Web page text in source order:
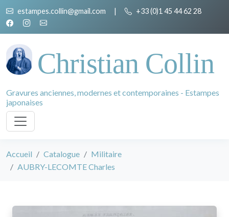
estampes.collin@gmail.com | +33 (0)1 45 44 62 28
Christian Collin
Gravures anciennes, modernes et contemporaines - Estampes
japonaises
Accueil Catalogue
Militaire
AUBRY-LECOMTE Charles